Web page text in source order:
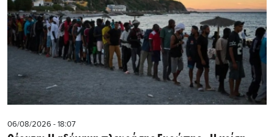
06/08/2026 - 18:07